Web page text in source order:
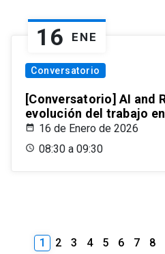
16 ENE
Conversatorio
[Conversatorio] AI and
evolución del trabajo
16 de Enero de 2026
08:30 a 09:30
1 2 3 4 5 6 7 8